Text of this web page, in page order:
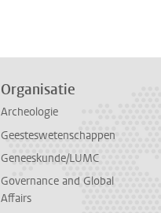
Organisatie
Archeologie
Geesteswetenschappen
Geneeskunde/LUMC
Governance and Global
Affairs